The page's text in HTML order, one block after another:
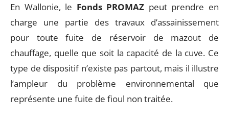
En Wallonie, le Fonds PROMAZ peut prendre en
charge une partie des travaux d’assainissement
pour toute fuite de réservoir de mazout de
chauffage, quelle que soit la capacité de la cuve. Ce
type de dispositif n’existe pas partout, mais il illustre
l’ampleur du problème environnemental que
représente une fuite de fioul non traitée.